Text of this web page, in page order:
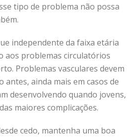
tipo de problema não possa
independente da faixa etária
aos problemas circulatórios
Problemas vasculares devem
ainda mais em casos de
desenvolvendo quando jovens,
maiores complicações.
cedo, mantenha uma boa